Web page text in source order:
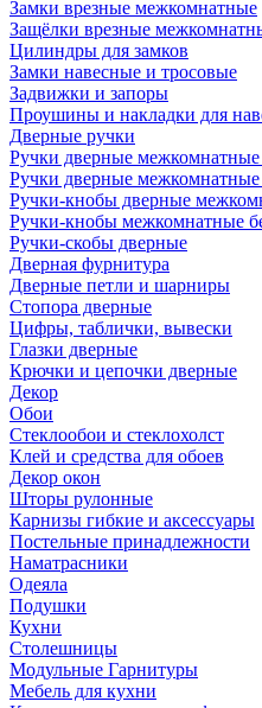
Замки врезные межкомнатные
Защёлки врезные
Цилиндры для замков
Замки навесные и тросовые
Задвижки и запоры
Проушины и накладки для
Дверные ручки
Ручки дверные
Ручки дверные межкомнатные
Ручки-кнобы дверные
Ручки-кнобы межкомнатные
Ручки-скобы дверные
Дверная фурнитура
Дверные петли и шарниры
Стопора дверные
Цифры, таблички, вывески
Глазки дверные
Крючки и цепочки дверные
Декор
Обои
Стеклообои и стеклохолст
Клей и средства для обоев
Декор окон
Шторы рулонные
Карнизы гибкие и аксессуары
Постельные принадлежности
Наматрасники
Одеяла
Подушки
Кухни
Столешницы
Модульные Гарнитуры
Мебель для кухни